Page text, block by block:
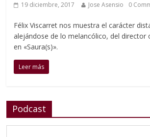
19 diciembre, 2017 Jose Asensio 0
Félix Viscarret nos muestra el carácter
alejándose de lo melancólico, del director
en «Saura(s)».
Leer más
Podcast